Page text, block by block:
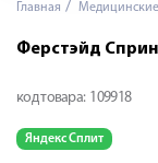
Главная
Ферстэйд
код товара: 109918
Яндекс Сплит